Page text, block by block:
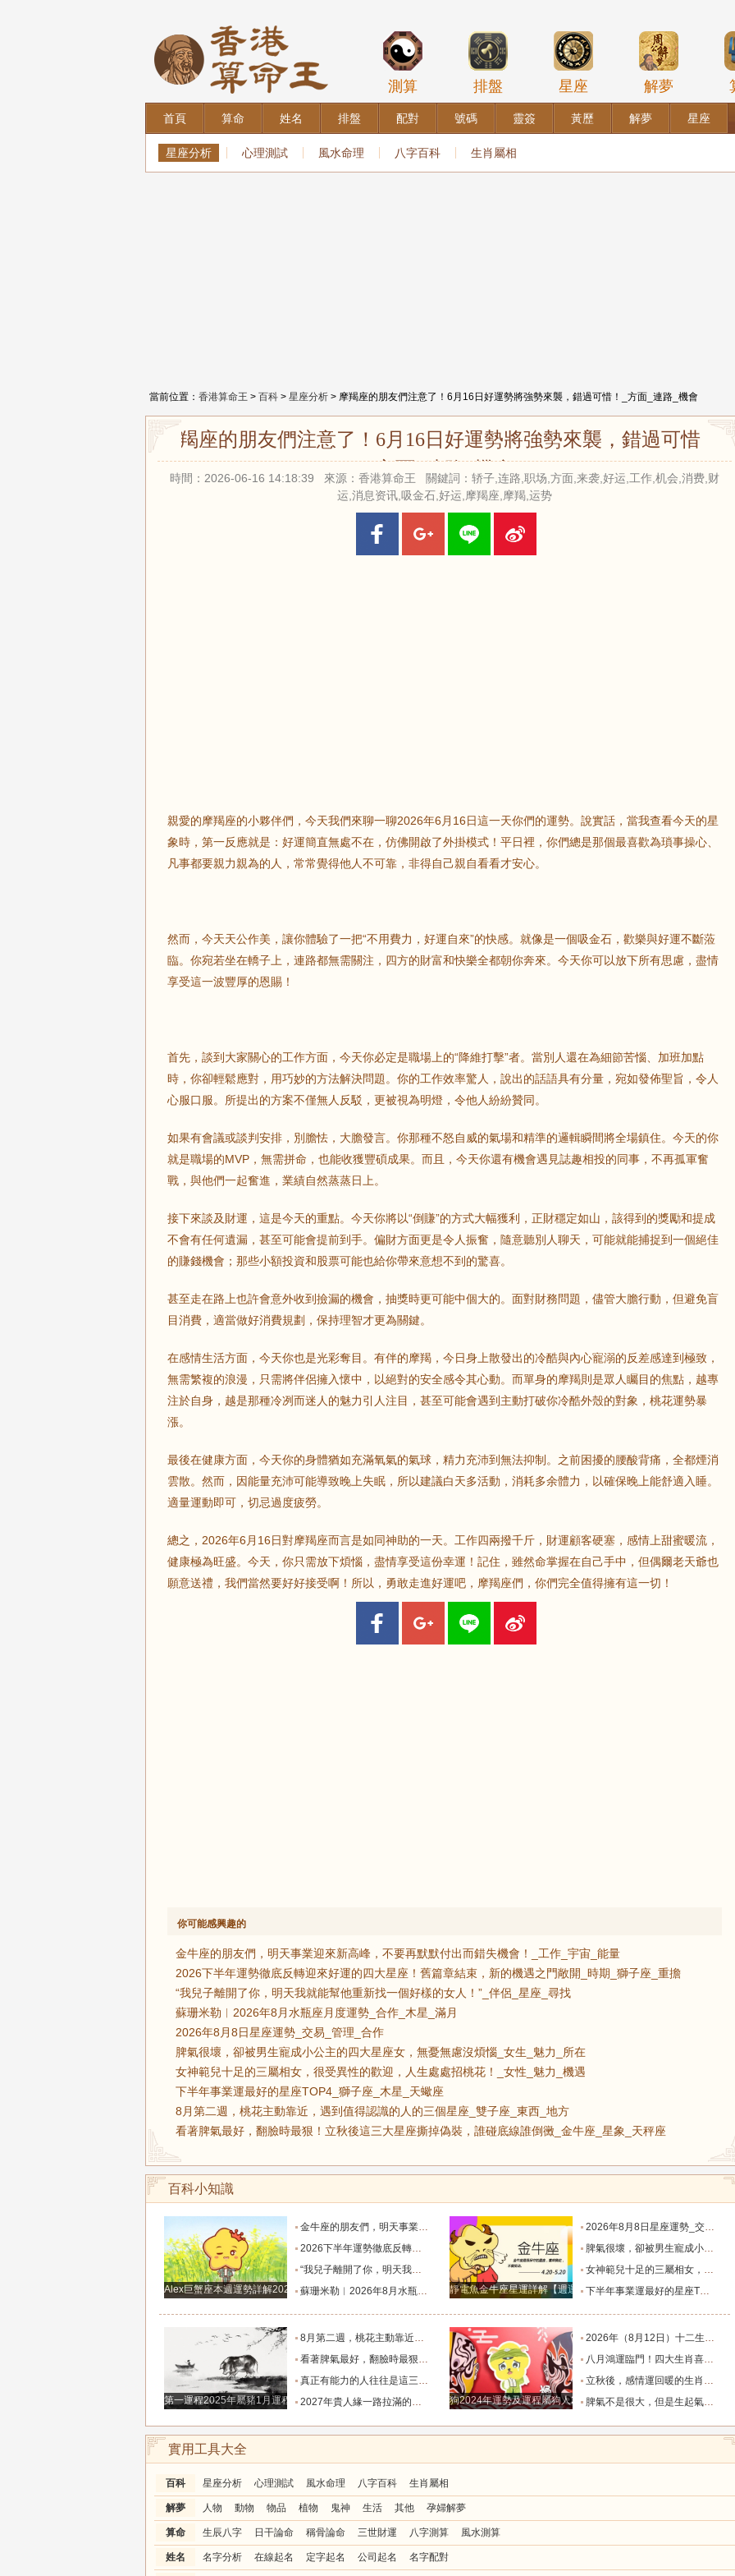
測算 排盤 星座 解夢
首頁 算命 姓名 排盤 配對 號碼 靈簽 黃歷 解夢 星座
星座分析 心理測試 風水命理 八字百科 生肖屬相
當前位置： 香港算命王 > 百科 > 星座分析 > 摩羯座的朋友們注意了！6月16日好運勢將強勢來襲，錯過可惜！_方面_連路_機會
摩羯座的朋友們注意了！6月16日好運勢將強勢來襲，錯過可惜！_
方面_連路_機會
時間：2026-06-16 14:18:39 來源：香港算命王 關鍵詞：轿子,连路,职场,方面,来袭,好运,工作,机会,消费,财
运,消息资讯,吸金石,好运,摩羯座,摩羯,运势
親愛的摩羯座的小夥伴們，今天我們來聊一聊2026年6月16日這一天你們的運勢。說實話，當我查看今天的星
象時，第一反應就是：好運簡直無處不在，仿佛開啟了外掛模式！平日裡，你們總是那個最喜歡為瑣事操心、
凡事都要親力親為的人，常常覺得他人不可靠，非得自己親自看看才安心。
然而，今天天公作美，讓你體驗了一把“不用費力，好運自來”的快感。就像是一個吸金石，歡樂與好運不斷蒞
臨。你宛若坐在轎子上，連路都無需關注，四方的財富和快樂全都朝你奔來。今天你可以放下所有思慮，盡情
享受這一波豐厚的恩賜！
首先，談到大家關心的工作方面，今天你必定是職場上的“降維打擊”者。當別人還在為細節苦惱、加班加點
時，你卻輕鬆應對，用巧妙的方法解決問題。你的工作效率驚人，說出的話語具有分量，宛如發佈聖旨，令人
心服口服。所提出的方案不僅無人反駁，更被視為明燈，令他人紛紛贊同。
如果有會議或談判安排，別膽怯，大膽發言。你那種不怒自威的氣場和精準的邏輯瞬間將全場鎮住。今天的你
就是職場的MVP，無需拼命，也能收獲豐碩成果。而且，今天你還有機會遇見誌趣相投的同事，不再孤軍奮
戰，與他們一起奮進，業績自然蒸蒸日上。
接下來談及財運，這是今天的重點。今天你將以“倒賺”的方式大幅獲利，正財穩定如山，該得到的獎勵和提成
不會有任何遺漏，甚至可能會提前到手。偏財方面更是令人振奮，隨意聽別人聊天，可能就能捕捉到一個絕佳
的賺錢機會；那些小額投資和股票可能也給你帶來意想不到的驚喜。
甚至走在路上也許會意外收到撿漏的機會，抽獎時更可能中個大的。面對財務問題，儘管大膽行動，但避免盲
目消費，適當做好消費規劃，保持理智才更為關鍵。
在感情生活方面，今天你也是光彩奪目。有伴的摩羯，今日身上散發出的冷酷與內心寵溺的反差感達到極致，
無需繁複的浪漫，只需將伴侶擁入懷中，以絕對的安全感令其心動。而單身的摩羯則是眾人矚目的焦點，越專
注於自身，越是那種冷冽而迷人的魅力引人注目，甚至可能會遇到主動打破你冷酷外殼的對象，桃花運勢暴
漲。
最後在健康方面，今天你的身體猶如充滿氧氣的氣球，精力充沛到無法抑制。之前困擾的腰酸背痛，全都煙消
雲散。然而，因能量充沛可能導致晚上失眠，所以建議白天多活動，消耗多余體力，以確保晚上能舒適入睡。
適量運動即可，切忌過度疲勞。
總之，2026年6月16日對摩羯座而言是如同神助的一天。工作四兩撥千斤，財運顧客硬塞，感情上甜蜜暖流，
健康極為旺盛。今天，你只需放下煩惱，盡情享受這份幸運！記住，雖然命掌握在自己手中，但偶爾老天爺也
願意送禮，我們當然要好好接受啊！所以，勇敢走進好運吧，摩羯座們，你們完全值得擁有這一切！
你可能感興趣的
金牛座的朋友們，明天事業迎來新高峰，不要再默默付出而錯失機會！_工作_宇宙_能量
2026下半年運勢徹底反轉迎來好運的四大星座！舊篇章結束，新的機遇之門敞開_時期_獅子座_重擔
“我兒子離開了你，明天我就能幫他重新找一個好樣的女人！”_伴侶_星座_尋找
蘇珊米勒︱2026年8月水瓶座月度運勢_合作_木星_滿月
2026年8月8日星座運勢_交易_管理_合作
脾氣很壞，卻被男生寵成小公主的四大星座女，無憂無慮沒煩惱_女生_魅力_所在
女神範兒十足的三屬相女，很受異性的歡迎，人生處處招桃花！_女性_魅力_機遇
下半年事業運最好的星座TOP4_獅子座_木星_天蠍座
8月第二週，桃花主動靠近，遇到值得認識的人的三個星座_雙子座_東西_地方
看著脾氣最好，翻臉時最狠！立秋後這三大星座撕掉偽裝，誰碰底線誰倒黴_金牛座_星象_天秤座
百科小知識
Alex巨蟹座本週運勢詳解2024.12.23-12.29
金牛座的朋友們，明天事業迎來新高峰，不要再默默付出而錯失機會！_工作_宇宙_能量
2026下半年運勢徹底反轉迎來好運的四大星座！舊篇章結束，新的機遇之門敞開_時期_獅子座_重擔
“我兒子離開了你，明天我就能幫他重新找一個好樣的女人！”_伴侶_星座_尋找
蘇珊米勒︱2026年8月水瓶座月度運勢_合作_木星_滿月
靜電魚金牛座星運詳解【週運2024年12月9日-12月15日】
2026年8月8日星座運勢_交易_管理_合作
脾氣很壞，卻被男生寵成小公主的四大星座女，無憂無慮沒煩惱_女生_魅力_所在
女神範兒十足的三屬相女，很受異性的歡迎，人生處處招桃花！_女性_魅力_機遇
下半年事業運最好的星座TOP4_獅子座_木星_天蠍座
第一運程2025年屬豬1月運程解析
8月第二週，桃花主動靠近，遇到值得認識的人的三個星座_雙子座_東西_地方
看著脾氣最好，翻臉時最狠！立秋後這三大星座撕掉偽裝，誰碰底線誰倒黴_金牛座_星象_天秤座
真正有能力的人往往是這三個星座，既能獨立完成也懂得借助團隊_水瓶_協作_一個人
2027年貴人緣一路拉滿的三大生肖！處處有人幫扶，全年順風順水少坎坷_合作_人脈_事業
狗2024年運勢及運程屬狗人2024運勢好嗎
2026年（8月12日）十二生肖最棒運勢播報_龍的_財富_方面
八月鴻運臨門！四大生肖喜事紮堆來襲，下半年一路順風順水到底_避雷_要點_合作
立秋後，感情運回暖的生肖TOP3_單身_放平_申金
脾氣不是很大，但是生起氣來很難哄的五大星座女_女性_情緒_給予
實用工具大全
百科 星座分析 心理測試 風水命理 八字百科 生肖屬相
解夢 人物 動物 物品 植物 鬼神 生活 其他 孕婦解夢
算命 生辰八字 日干論命 稱骨論命 三世財運 八字測算 風水測算
姓名 名字分析 在線起名 定字起名 公司起名 名字配對
虎
猴 雞 狗